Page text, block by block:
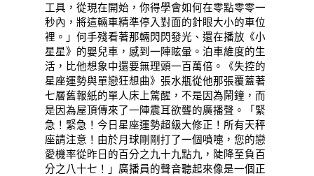
工具，從現在開始，你得學會如何在零點零零一
秒內，將這輛車精準停入對面的針眼大小的車位
裡。」何手殘看著那輛閃閃發光、還在播放《小
星星》的嬰兒車，感到一陣眩暈。泊車維度的生
活，比他想象中還要無理頭一百萬倍。《失控的
星座運勢與單戀狂想曲》張水瓶從他那張覆蓋著
七層舊報紙的單人床上驚醒，不是因為鬧鐘，而
是因為屋頂傳來了一陣震耳欲聾的廣播聲。「緊
急！緊急！今日星座運勢超級大修正！所有天秤
座請注意！由於月球剛剛打了一個噴嚏，您的戀
愛機率從昨日的百分之九十九點九，陡降至負百
分之八十七！」廣播員的聲音聽起來像是一個正